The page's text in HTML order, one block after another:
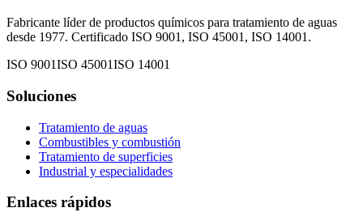
Fabricante líder de productos químicos para tratamiento de aguas
desde 1977. Certificado ISO 9001, ISO 45001, ISO 14001.
ISO 9001ISO 45001ISO 14001
Soluciones
Tratamiento de aguas
Combustibles y combustión
Tratamiento de superficies
Industrial y especialidades
Enlaces rápidos